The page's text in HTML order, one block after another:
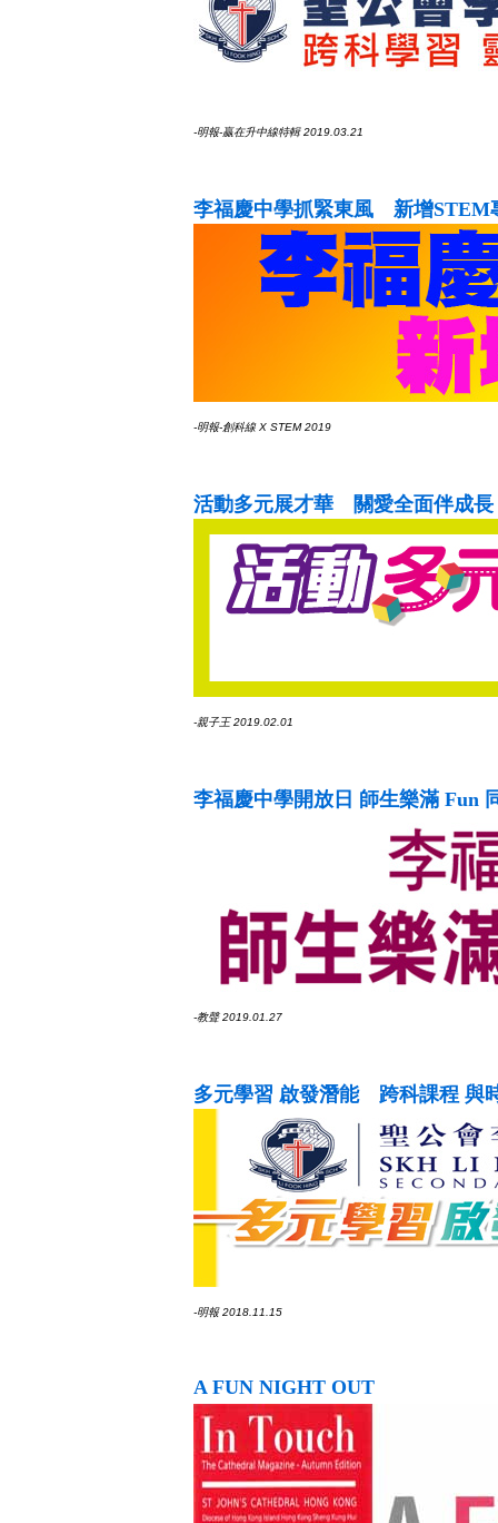
-明報-贏在升中線特輯 2019.03.21
李福慶中學抓緊東風 新增STEM
-明報-創科線 X STEM 2019
活動多元展才華 關愛全面伴成長
-親子王 2019.02.01
李福慶中學開放日 師生樂滿 Fun
-教聲 2019.01.27
多元學習 啟發潛能 跨科課程 與
-明報 2018.11.15
A FUN NIGHT OUT